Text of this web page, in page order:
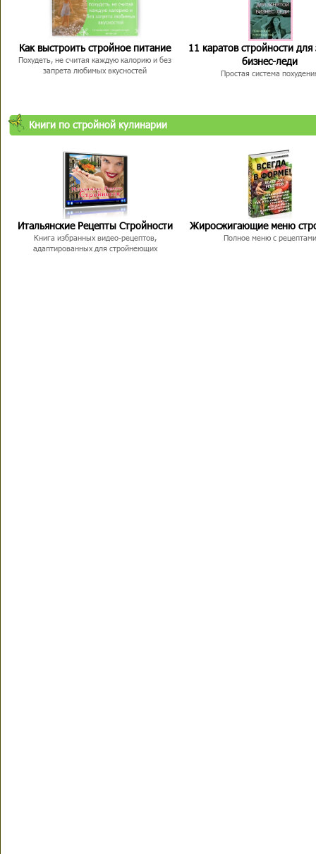
Как выстроить стройное питание
Похудеть, не считая каждую калорию и без
запрета любимых вкусностей
11 каратов стройности для
бизнес-леди
Простая система
Книги по стройной кулинарии
Итальянские Рецепты Стройности
Книга избранных видео-рецептов,
адаптированных для стройнеющих
Жиросжигающие меню
Полное меню с рецептами